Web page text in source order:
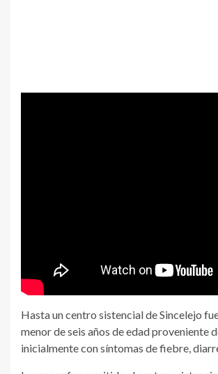
Hasta un centro sistencial de Sincelejo
menor de seis años de edad proveniente
inicialmente con síntomas de fiebre,